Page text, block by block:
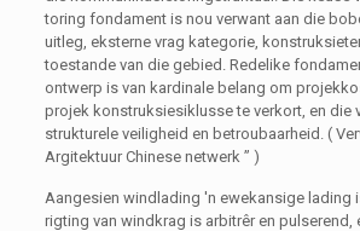
toring fondament is nou verwant aan die
uitleg, eksterne vrag kategorie,
toestande van die gebied. Redelike
ontwerp is van kardinale belang om
projek konstruksiesiklusse te verkort, en die
strukturele veiligheid en betroubaarheid. (
Argitektuur Chinese netwerk ” )
Aangesien windlading 'n ewekansige lading
rigting van windkrag is arbitrêr en pulserend,